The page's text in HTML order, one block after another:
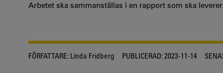
Arbetet ska sammanställas i en rapport som ska
FÖRFATTARE: Linda Fridberg PUBLICERAD:2023-11-14